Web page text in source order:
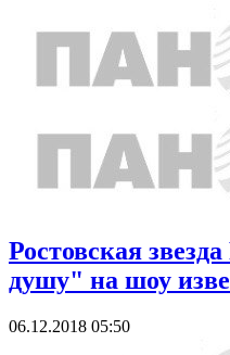
Ростовская
душу" на шоу
06.12.2018 05:50